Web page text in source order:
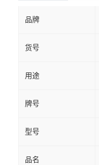
品牌
货号
用途
牌号
型号
品名